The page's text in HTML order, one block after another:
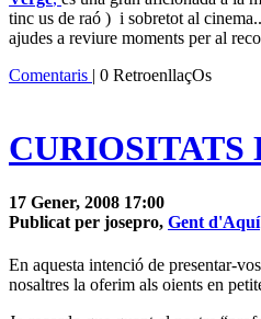
tinc us de raó ) i sobretot al
ajudes a reviure moments per al
Comentaris | 0 RetroenllaçOs
17 Gener, 2008 17:00
Publicat per josepro, Gent d'Aquí
En aquesta intenció de presentar-
nosaltres la oferim als oients en